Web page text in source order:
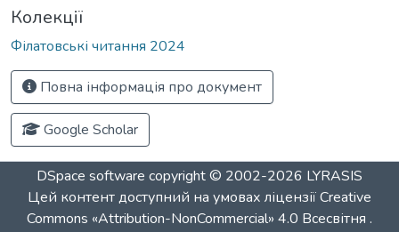
Колекції
Філатовські читання 2024
Повна інформація про документ
Google Scholar
DSpace software copyright © 2002-2026 LYRASIS
Цей контент доступний на умовах ліцензіїCreative
Commons «Attribution-NonCommercial» 4.0 Всесвітня .